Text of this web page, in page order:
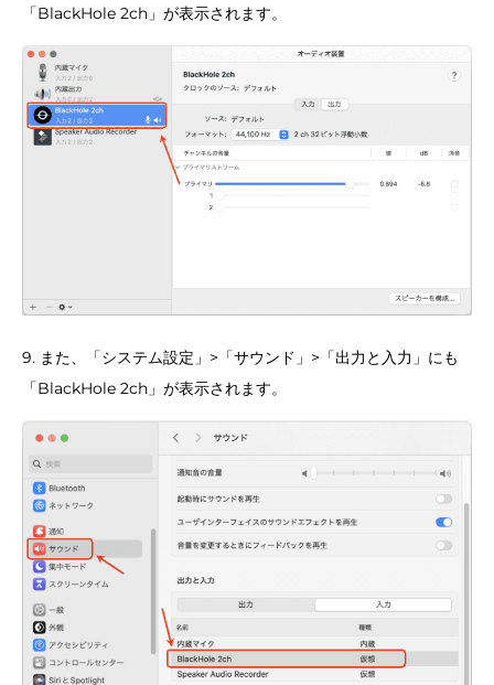
「BlackHole 2ch」が表示されます。
9. また、「システム設定」>「サウンド」>「出力と入力」にも
「BlackHole 2ch」が表示されます。